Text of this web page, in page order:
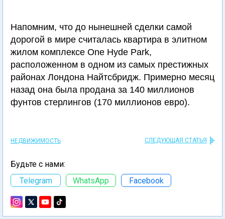
Напомним, что до нынешней сделки самой
дорогой в мире считалась квартира в элитном
жилом комплексе One Hyde Park,
расположенном в одном из самых престижных
районах Лондона Найтсбридж. Примерно месяц
назад она была продана за 140 миллионов
фунтов стерлингов (170 миллионов евро).
НЕДВИЖИМОСТЬ СЛЕДУЮЩАЯ СТАТЬЯ
Будьте с нами:
Telegram
WhatsApp Facebook